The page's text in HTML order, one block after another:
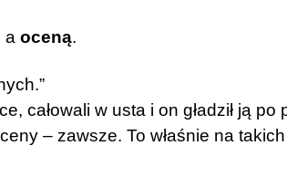
a oceną.
całowali w usta i on gładził ją po
– zawsze. To właśnie na